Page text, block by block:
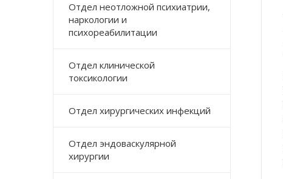
Отдел неотложной психиатрии,
наркологии и
психореабилитации
Отдел клинической
токсикологии
Отдел хирургических инфекций
Отдел эндоваскулярной
хирургии